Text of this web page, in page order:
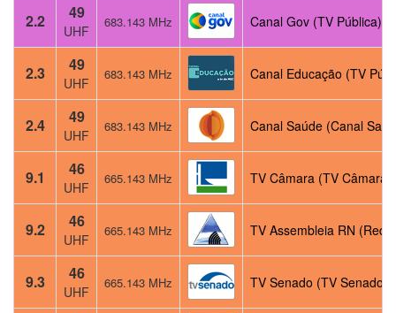
2.2 49
UHF
683.143 MHz Canal Gov (TV Pública)
2.3 49
UHF
683.143 MHz Canal Educação (TV
2.4 49
UHF
683.143 MHz Canal Saúde (Canal
9.1 46
UHF
665.143 MHz TV Câmara (TV Câmara)
9.2 46
UHF
665.143 MHz TV Assembleia RN
9.3 46
UHF
665.143 MHz TV Senado (TV Senado)